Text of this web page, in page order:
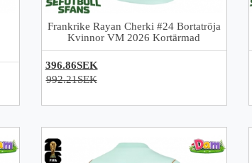
Frankrike Rayan Cherki #24 Bortatröja
Kvinnor VM 2026 Kortärmad
396.86SEK
992.21SEK